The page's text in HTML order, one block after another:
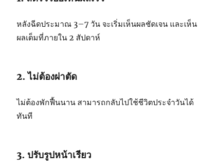
หลังฉีดประมาณ 3–7 วัน จะเริ่มเห็นผลชัดเจน และเห็น
ผลเต็มที่ภายใน 2 สัปดาห์
2. ไม่ต้องผ่าตัด
ไม่ต้องพักฟื้นนาน สามารถกลับไปใช้ชีวิตประจำวันได้
ทันที
3. ปรับรูปหน้าเรียว